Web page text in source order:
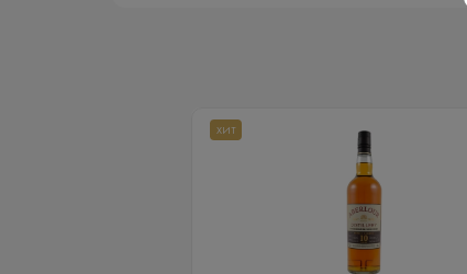
ХИТ